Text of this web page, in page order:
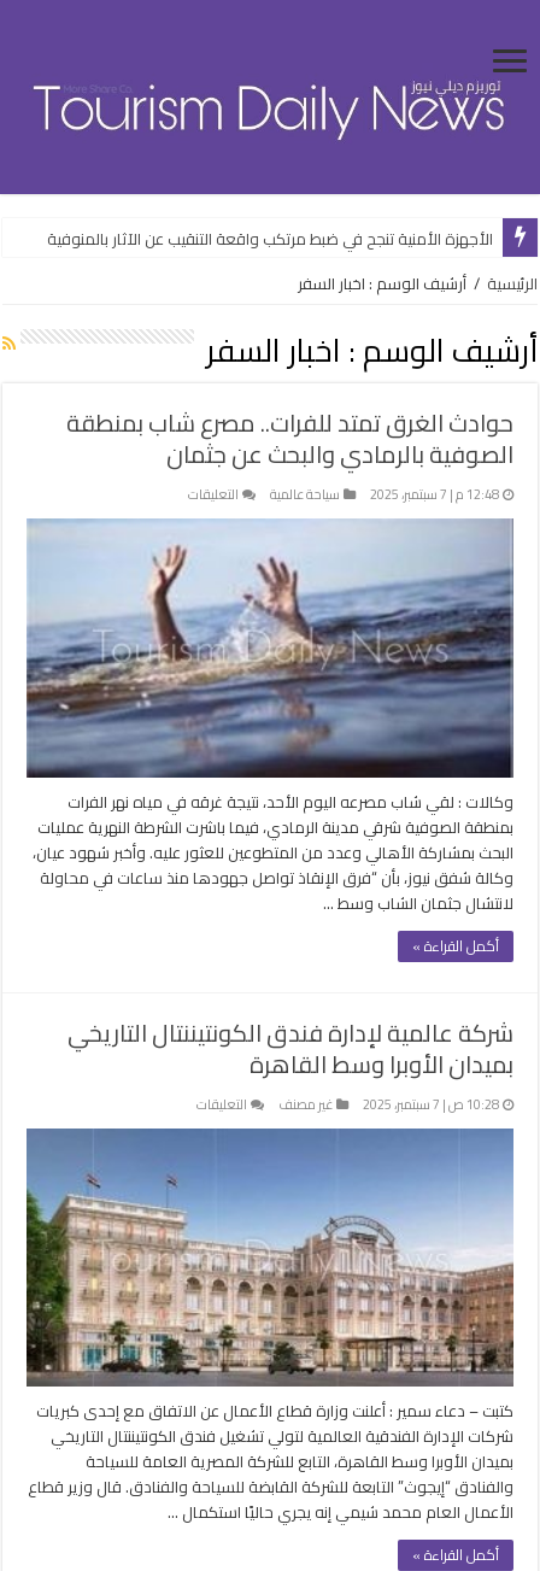
الأجهزة الأمنية تنجح في ضبط مرتكب واقعة التنقيب عن الآثار بالمنوفية
“القابضة للسياحة والفنادق” تستهدف 5.5 مليار جنيه صافي ربح خلال 2026-2027
الرئيسية / أرشيف الوسم : اخبار السفر
أرشيف الوسم : اخبار السفر
حوادث الغرق تمتد للفرات.. مصرع شاب بمنطقة
الصوفية بالرمادي والبحث عن جثمان
12:48 م | 7 سبتمبر، 2025 سياحة عالمية التعليقات
حوادث
الغرق
تمتد
للفرات..
مصرع
شاب
بمنطقة
الصوفية
بالرمادي
والبحث
عن
جثمان
مغلقة
وكالات : لقي شاب مصرعه اليوم الأحد، نتيجة غرقه في مياه نهر الفرات
بمنطقة الصوفية شرقي مدينة الرمادي، فيما باشرت الشرطة النهرية عمليات
البحث بمشاركة الأهالي وعدد من المتطوعين للعثور عليه. وأخبر شهود عيان،
وكالة شفق نيوز، بأن “فرق الإنقاذ تواصل جهودها منذ ساعات في محاولة
لانتشال جثمان الشاب وسط …
أكمل القراءة »
شركة عالمية لإدارة فندق الكونتيننتال التاريخي
بميدان الأوبرا وسط القاهرة
10:28 ص | 7 سبتمبر، 2025 غير مصنف التعليقات
شركة
لإدارة
فندق
الكونتيننتال
التاريخي
بميدان
الأوبرا
وسط
القاهرة
مغلقة
كتبت – دعاء سمير : أعلنت وزارة قطاع الأعمال عن الاتفاق مع إحدى كبريات
شركات الإدارة الفندقية العالمية لتولي تشغيل فندق الكونتيننتال التاريخي
بميدان الأوبرا وسط القاهرة، التابع للشركة المصرية العامة للسياحة
والفنادق “إيجوث” التابعة للشركة القابضة للسياحة والفنادق. قال وزير قطاع
الأعمال العام محمد شيمي إنه يجري حاليًا استكمال …
أكمل القراءة »